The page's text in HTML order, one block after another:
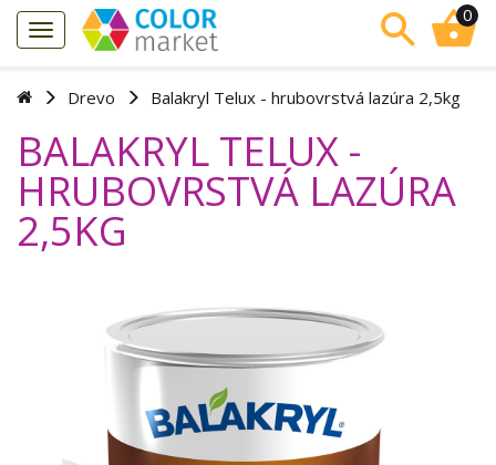
0
Drevo Balakryl Telux - hrubovrstvá lazúra 2,5kg
BALAKRYL TELUX -
HRUBOVRSTVÁ LAZÚRA
2,5KG